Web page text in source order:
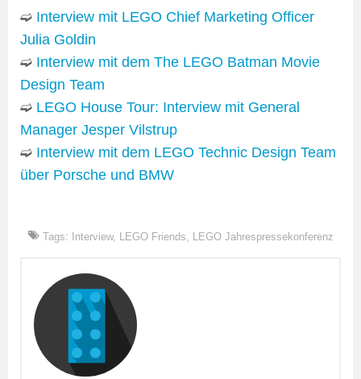
➫ Interview mit LEGO Chief Marketing Officer
Julia Goldin
➫ Interview mit dem The LEGO Batman Movie
Design Team
➫ LEGO House Tour: Interview mit General
Manager Jesper Vilstrup
➫ Interview mit dem LEGO Technic Design Team
über Porsche und BMW
Tags: Interview, LEGO Friends LEGO Jahrespressekonferenz